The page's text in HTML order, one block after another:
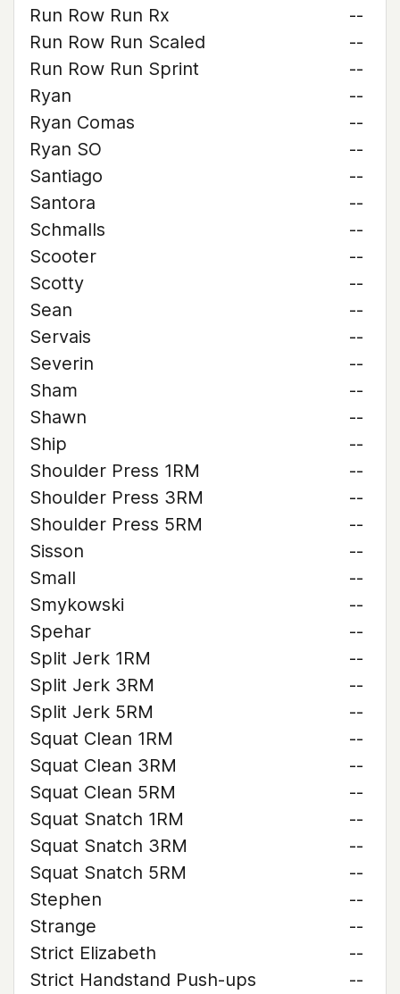
Run Row Run Rx
--
Run Row Run Scaled
--
Run Row Run Sprint
--
Ryan
--
Ryan Comas
--
Ryan SO
--
Santiago
--
Santora
--
Schmalls
--
Scooter
--
Scotty
--
Sean
--
Servais
--
Severin
--
Sham
--
Shawn
--
Ship
--
Shoulder Press 1RM
--
Shoulder Press 3RM
--
Shoulder Press 5RM
--
Sisson
--
Small
--
Smykowski
--
Spehar
--
Split Jerk 1RM
--
Split Jerk 3RM
--
Split Jerk 5RM
--
Squat Clean 1RM
--
Squat Clean 3RM
--
Squat Clean 5RM
--
Squat Snatch 1RM
--
Squat Snatch 3RM
--
Squat Snatch 5RM
--
Stephen
--
Strange
--
Strict Elizabeth
--
Strict Handstand Push-ups
--